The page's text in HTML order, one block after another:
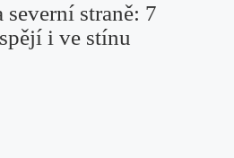
severní straně: 7
i ve stínu